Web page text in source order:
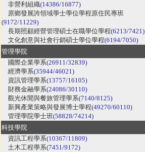
非營利組織(14386/16877)
原鄉發展誇領域學士學位學程原住民專班
(9172/11229)
長期照顧經營管理碩士在職學位學程(6213/7421)
文化創意與社會行銷碩士學位學程(6194/7050)
管理學院
國際企業學系(26911/32839)
經濟學系(35944/46021)
資訊管理學系(13757/16105)
財務金融學系(24086/30110)
觀光休閒與餐旅管理學系(7140/8125)
新興產業策略與發展博士學程(49270/60110)
管理學院學士班(58828/74214)
科技學院
資訊工程學系(10367/11809)
土木工程學系(7451/9172)